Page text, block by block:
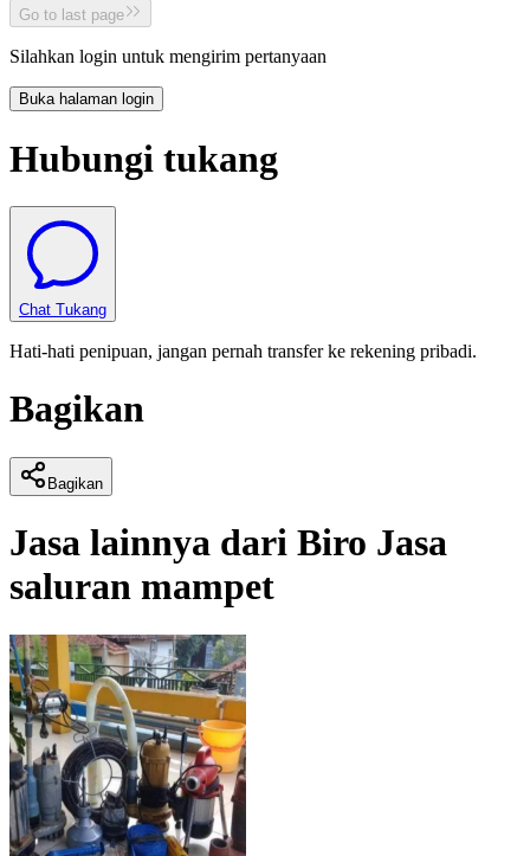
Go to last page
Silahkan login untuk mengirim pertanyaan
Buka halaman login
Hubungi tukang
Chat Tukang
Hati-hati penipuan, jangan pernah transfer ke rekening pribadi.
Bagikan
Bagikan
Jasa lainnya dari Biro Jasa
saluran mampet